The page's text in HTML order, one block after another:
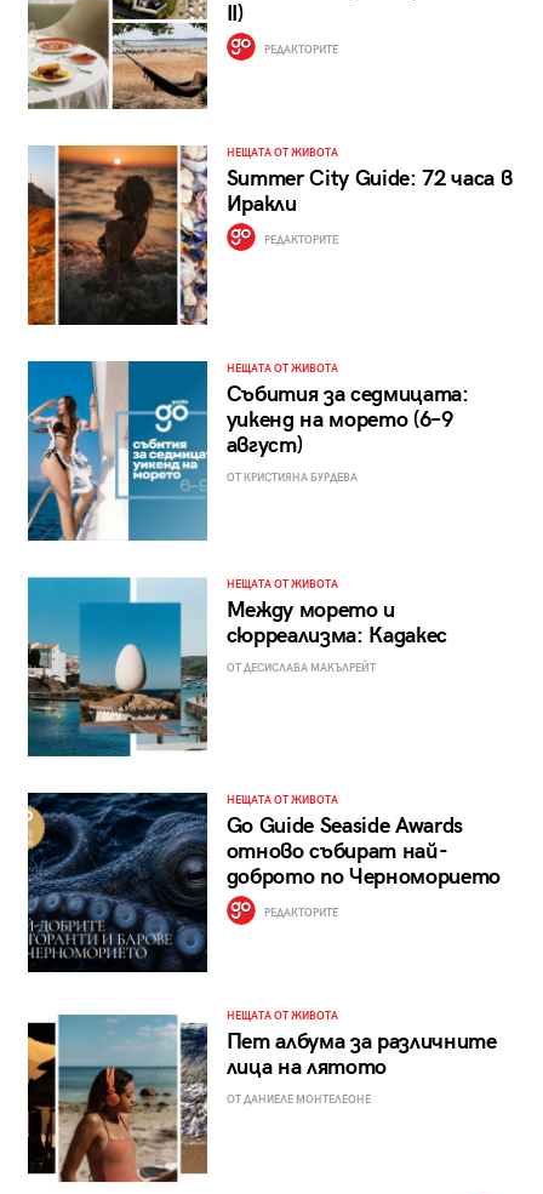
II)
РЕДАКТОРИТЕ
НЕЩАТА ОТ ЖИВОТА
Summer City Guide: 72 часа в
Иракли
РЕДАКТОРИТЕ
НЕЩАТА ОТ ЖИВОТА
Събития за седмицата:
уикенд на морето (6–9
август)
ОТ КРИСТИЯНА БУРДЕВА
НЕЩАТА ОТ ЖИВОТА
Между морето и
сюрреализма: Кадакес
ОТ ДЕСИСЛАВА МАКЪЛРЕЙТ
НЕЩАТА ОТ ЖИВОТА
Go Guide Seaside Awards
отново събират най-
доброто по Черноморието
РЕДАКТОРИТЕ
НЕЩАТА ОТ ЖИВОТА
Пет албума за различните
лица на лятото
ОТ ДАНИЕЛЕ МОНТЕЛЕОНЕ